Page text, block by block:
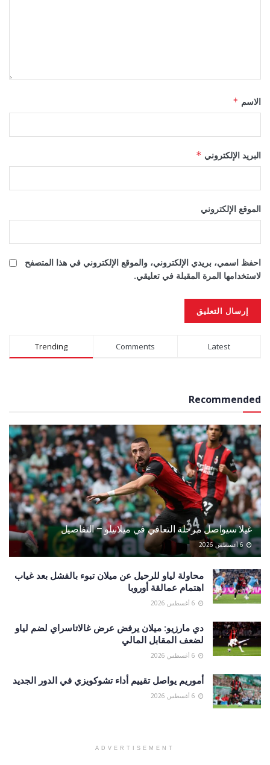
الاسم *
البريد الإلكتروني *
الموقع الإلكتروني
احفظ اسمي، بريدي الإلكتروني، والموقع الإلكتروني في هذا المتصفح
لاستخدامها المرة المقبلة في تعليقي.
Alternative:
Trending Comments Latest
Recommended
غيلا سيواصل مرحلة التعافي في ميلانيلو – التفاصيل
محاولة لياو للرحيل عن ميلان تبوء بالفشل بعد غياب
اهتمام عمالقة أوروبا
دي مارزيو: ميلان يرفض عرض غالاتاسراي لضم لياو
لضعف المقابل المالي
أموريم يواصل تقييم أداء تشوكويزي في الدور الجديد
ADVERTISEMENT